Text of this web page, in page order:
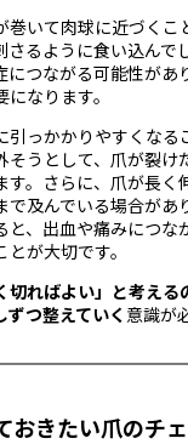
巻いて肉球に近づくこ
さるように食い込んで
につながる可能性があ
なります。
引っかかりやすくなる
そうとして、爪が裂け
。さらに、爪が長く
で及んでいる場合があ
、出血や痛みにつな
が大切です。
切ればよい」と考え
つ整えていく 意識が
おきたい爪のチ